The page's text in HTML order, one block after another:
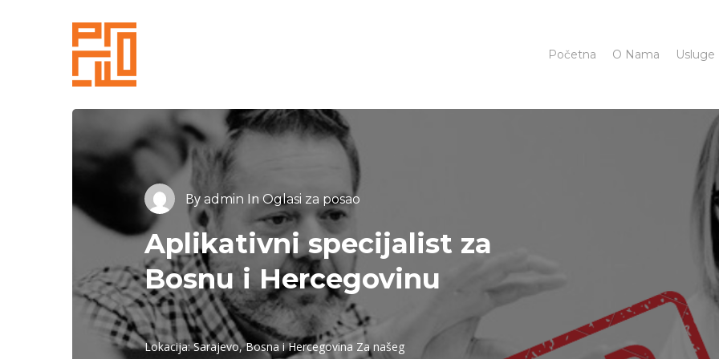
Početna O Nama Usluge
Byadmin In Oglasi za posao
Aplikativni specijalist za
Bosnu i Hercegovinu
Lokacija: Sarajevo, Bosna i Hercegovina Za našeg